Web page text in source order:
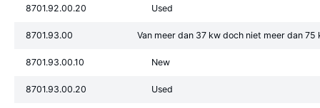
8701.92.00.20 Used
8701.93.00 Van meer dan 37 kw doch niet meer dan 75
8701.93.00.10 New
8701.93.00.20 Used